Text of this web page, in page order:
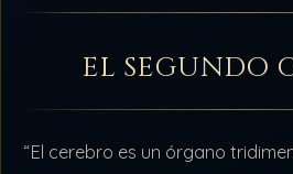
EL SEGUNDO
“El cerebro es un órgano